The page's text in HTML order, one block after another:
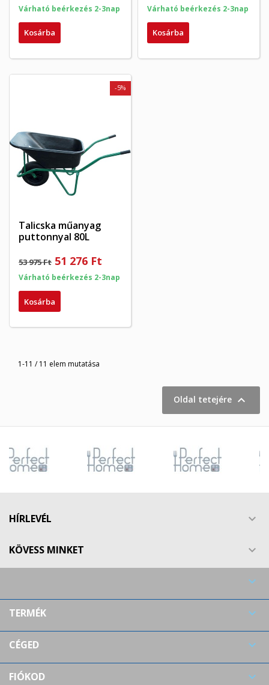
Várható beérkezés 2-3nap
Kosárba
Várható beérkezés 2-3nap
Kosárba
Talicska műanyag
puttonnyal 80L
53 975 Ft
-5%
51 276 Ft
Várható beérkezés 2-3nap
Kosárba
1-11 / 11 elem mutatása
Oldal tetejére 
HÍRLEVÉL 
KÖVESS MINKET 

TERMÉK 
CÉGED 
FIÓKOD 